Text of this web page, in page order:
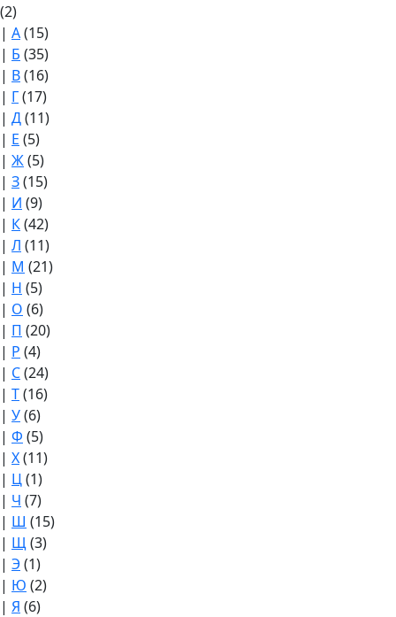
(2)
| А(15)
| Б (35)
| В(16)
| Г(17)
| Д(11)
| Е (5)
| Ж(5)
| З(15)
| И (9)
| К(42)
| Л (11)
| М (21)
| Н (5)
| О (6)
| П (20)
| Р (4)
| С(24)
| Т(16)
| У(6)
| Ф (5)
| Х(11)
| Ц(1)
| Ч (7)
| Ш (15)
| Щ(3)
| Э(1)
| Ю (2)
| Я (6)